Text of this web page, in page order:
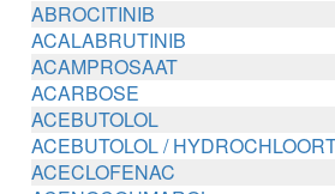
ABROCITINIB
ACALABRUTINIB
ACAMPROSAAT
ACARBOSE
ACEBUTOLOL
ACEBUTOLOL /
ACECLOFENAC